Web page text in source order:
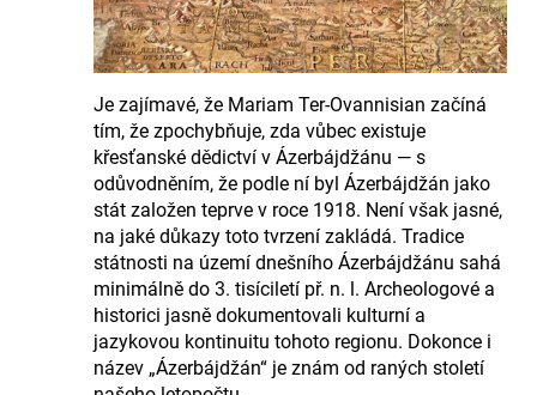
Je zajímavé, že Mariam Ter-Ovannisian začíná
tím, že zpochybňuje, zda vůbec existuje
křesťanské dědictví v Ázerbájdžánu — s
odůvodněním, že podle ní byl Ázerbájdžán jako
stát založen teprve v roce 1918. Není však jasné,
na jaké důkazy toto tvrzení zakládá. Tradice
státnosti na území dnešního Ázerbájdžánu sahá
minimálně do 3. tisíciletí př. n. l. Archeologové a
historici jasně dokumentovali kulturní a
jazykovou kontinuitu tohoto regionu. Dokonce i
název „Ázerbájdžán“ je znám od raných století